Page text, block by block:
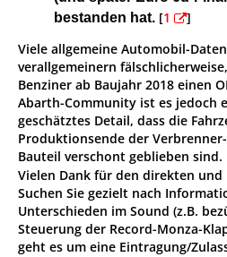
bestanden hat. [1
]
Viele allgemeine Automobil-
verallgemeinern
Benziner ab Baujahr 2018 einen
Abarth-Community ist es jedoch
geschätztes Detail, dass die
Produktionsende der
Bauteil verschont geblieben sind.
Vielen Dank für den direkten
Suchen Sie gezielt nach
Unterschieden im Sound (z.B.
Steuerung der Record-Monza-
geht es um eine Eintragung/